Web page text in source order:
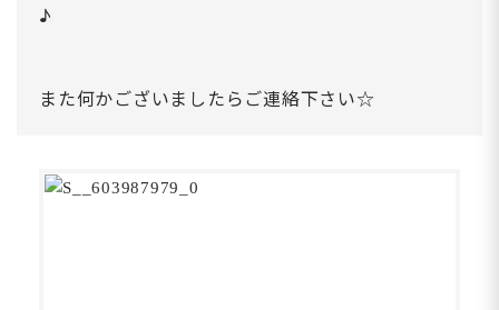
♪
また何かございましたらご連絡下さい☆